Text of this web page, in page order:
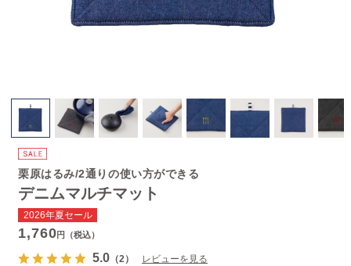
デニムマルチマット
栗原はるみ/2通りの使い方ができる
2026年夏セール
1,760円（税込）
5.0（2） レビューを見る